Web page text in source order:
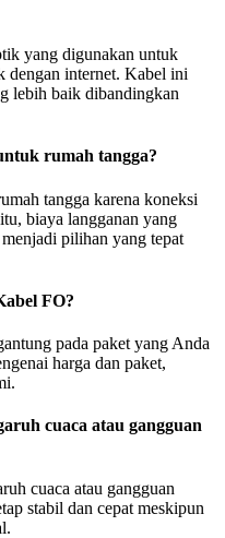
yang digunakan untuk
dengan internet. Kabel ini
lebih baik dibandingkan
rumah tangga?
tangga karena koneksi
biaya langganan yang
pilihan yang tepat
FO?
pada paket yang Anda
harga dan paket,
cuaca atau gangguan
cuaca atau gangguan
stabil dan cepat meskipun